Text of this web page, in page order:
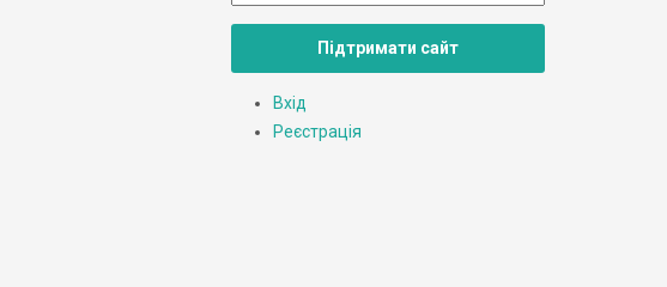
Підтримати сайт
Вхід
Реєстрація